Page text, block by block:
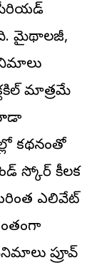
పీరియడ్
మైథాలజీ,
మాత్రమే
కథనంతో
స్కోర్ కీలక
ఎలివేట్
ప్రూవ్